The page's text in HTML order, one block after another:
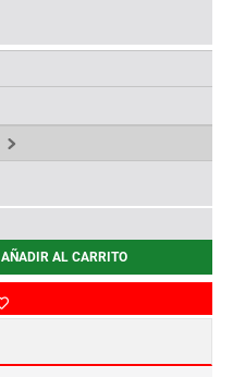
AÑADIR AL CARRITO